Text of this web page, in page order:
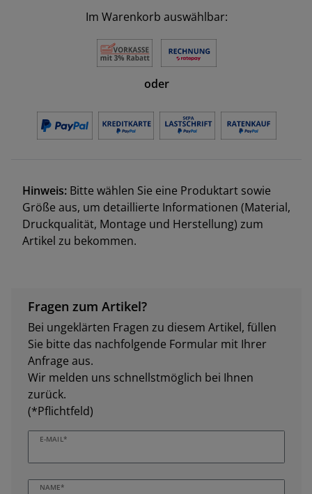
Im Warenkorb auswählbar:
oder
Hinweis: Bitte wählen Sie eine Produktart sowie
Größe aus, um detaillierte Informationen (Material,
Druckqualität, Montage und Herstellung) zum
Artikel zu bekommen.
Fragen zum Artikel?
Bei ungeklärten Fragen zu diesem Artikel, füllen
Sie bitte das nachfolgende Formular mit Ihrer
Anfrage aus.
Wir melden uns schnellstmöglich bei Ihnen
zurück.
(*Pflichtfeld)
E-MAIL*
NAME*